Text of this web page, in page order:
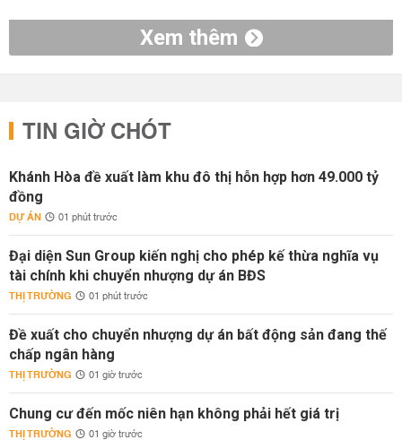
Xem thêm
TIN GIỜ CHÓT
Khánh Hòa đề xuất làm khu đô thị hỗn hợp hơn 49.000 tỷ
đồng
DỰ ÁN 01 phút trước
Đại diện Sun Group kiến nghị cho phép kế thừa nghĩa vụ
tài chính khi chuyển nhượng dự án BĐS
THỊ TRƯỜNG 01 phút trước
Đề xuất cho chuyển nhượng dự án bất động sản đang thế
chấp ngân hàng
THỊ TRƯỜNG 01 giờ trước
Chung cư đến mốc niên hạn không phải hết giá trị
THỊ TRƯỜNG 01 giờ trước